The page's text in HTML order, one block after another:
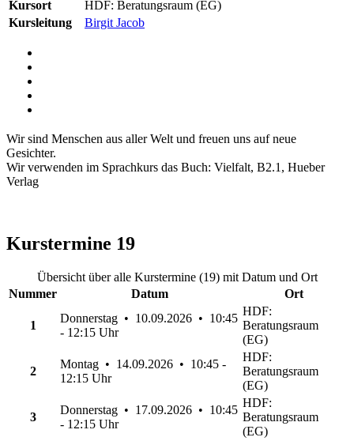
Kursort
HDF: Beratungsraum (EG)
Kursleitung
Birgit Jacob
Wir sind Menschen aus aller Welt und freuen uns auf neue
Gesichter.
Wir verwenden im Sprachkurs das Buch: Vielfalt, B2.1, Hueber
Verlag
Kurstermine 19
Übersicht über alle Kurstermine (19) mit Datum und Ort
Nummer
Datum Ort
1
Donnerstag • 10.09.2026 • 10:45
- 12:15 Uhr
HDF:
Beratungsraum
(EG)
2
Montag • 14.09.2026 • 10:45 -
12:15 Uhr
HDF:
Beratungsraum
(EG)
3
Donnerstag • 17.09.2026 • 10:45
- 12:15 Uhr
HDF:
Beratungsraum
(EG)